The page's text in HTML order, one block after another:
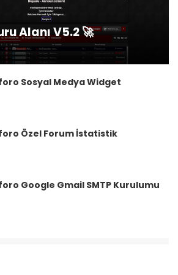
Alanı V5.2 🚀
Sosyal Medya Widget
Özel Forum İstatistik
Google Gmail SMTP Kurulumu